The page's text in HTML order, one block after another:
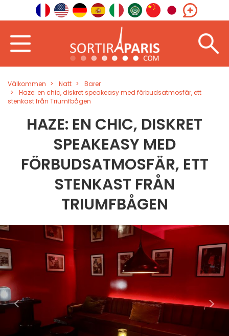
Välkommen Natt
Barer
Haze: en chic, diskret speakeasy med förbudsatmosfär, ett
stenkast från Triumfbågen
HAZE: EN CHIC, DISKRET
SPEAKEASY MED
FÖRBUDSATMOSFÄR, ETT
STENKAST FRÅN
TRIUMFBÅGEN
< >